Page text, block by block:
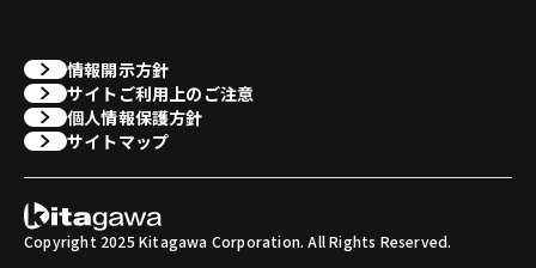
情報開示方針
サイトご利用上のご注意
個人情報保護方針
サイトマップ
Copyright 2025 Kitagawa Corporation. All Rights Reserved.